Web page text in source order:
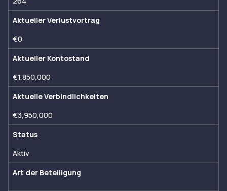
Aktueller Verlustvortrag
€0
Aktueller Kontostand
€1,850,000
Aktuelle Verbindlichkeiten
€3,950,000
Status
Aktiv
Art der Beteiligung